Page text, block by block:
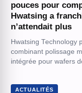
pouces pour
Hwatsing a
n’attendait plus
Hwatsing Technology
combinant polissage
intégrée pour wafers
ACTUALITÉS